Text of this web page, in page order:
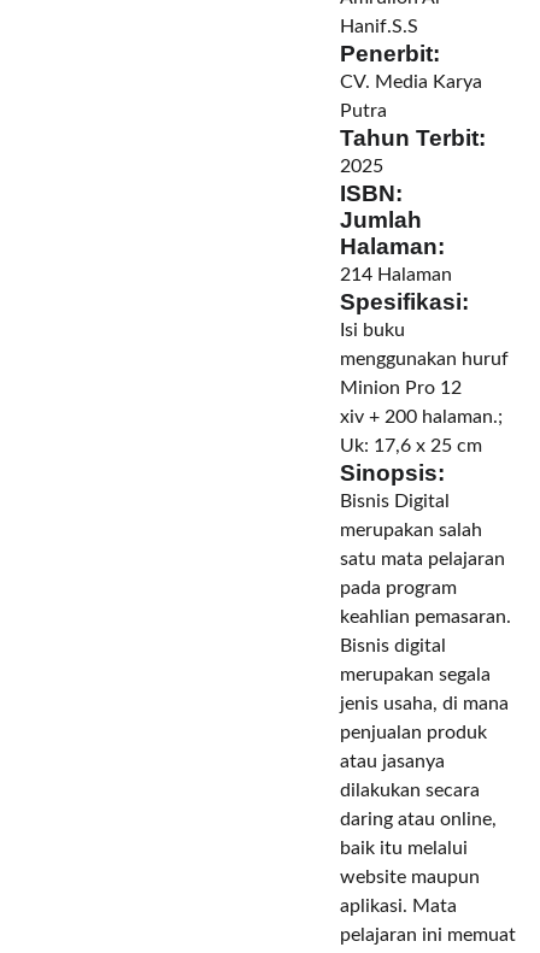
Hanif.S.S
Penerbit:
CV. Media Karya
Putra
Tahun Terbit:
2025
ISBN:
Jumlah
Halaman:
214 Halaman
Spesifikasi:
Isi buku
menggunakan huruf
Minion Pro 12
xiv + 200 halaman.;
Uk: 17,6 x 25 cm
Sinopsis:
Bisnis Digital
merupakan salah
satu mata pelajaran
pada program
keahlian pemasaran.
Bisnis digital
merupakan segala
jenis usaha, di mana
penjualan produk
atau jasanya
dilakukan secara
daring atau online,
baik itu melalui
website maupun
aplikasi. Mata
pelajaran ini memuat